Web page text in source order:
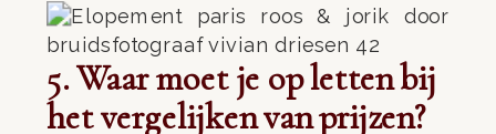
5. Waar moet je op letten bij
het vergelijken van prijzen?